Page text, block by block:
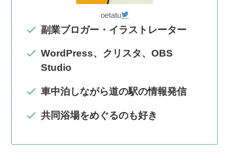
oetatu
副業ブロガー・イラストレーター
WordPress、クリスタ、OBS
Studio
車中泊しながら道の駅の情報発信
共同浴場をめぐるのも好き